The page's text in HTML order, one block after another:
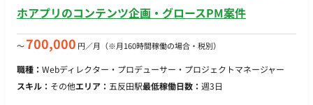
導入後の運用・保守体制の構築支援 【チーム体制】 ・配属先：
PL、エンジニアが在籍 ☆(変更の範囲) 「会社の定める業務」 ■
後正社員登用予定 試用期間：紹介予定派遣のためなし 休日・休
暇：完全週休2日制（土・日）、祝日、夏季休暇、年末年始休
ホアプリのコンテンツ企画・グロースPM案件
〜700,000 円／月 （※月160時間稼働の場合・税別）
職種： Webディレクター・プロデューサー・プロジェクトマネージャー
スキル： その他エリア： 五反田駅最低稼働日数： 週3日